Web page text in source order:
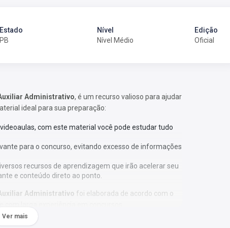
Estado
PB
Nível
Nível Médio
Edição
Oficial
Administrativo, é um recurso valioso para ajudar
ideal para sua preparação:
com este material você pode estudar tudo
para o concurso, evitando excesso de informações
recursos de aprendizagem que irão acelerar seu
e conteúdo direto ao ponto.
Administrativo foi elaborada de acordo com o
larga experiência em concursos.
Ver mais